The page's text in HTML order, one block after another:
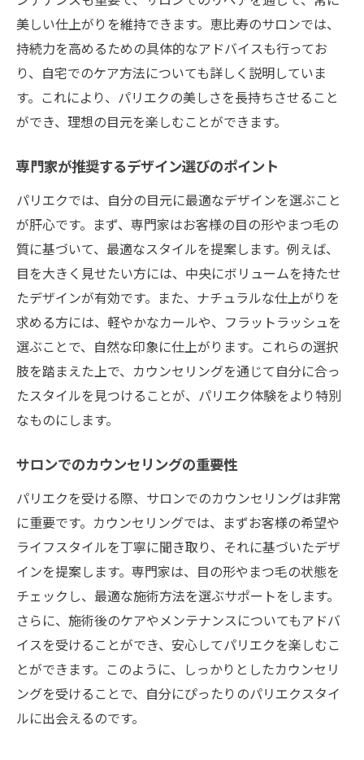
専門家によるテクニックの紹介
パリエクが与える第一印象の変化
美しい目元を保つためのアドバイス
サービスの一貫性を保つための取り組み
美しい仕上がりを維持できます。恵比寿のサロンでは、
持続力を高めるための具体的なアドバイスも行ってお
り、自宅でのケア方法についても詳しく説明していま
す。これにより、パリエクの美しさを長持ちさせること
ができ、理想の目元を楽しむことができます。
専門家が推奨するデザイン選びのポイント
パリエクでは、自分の目元に最適なデザインを選ぶこと
が肝心です。まず、専門家はお客様の目の形やまつ毛の
質に基づいて、最適なスタイルを提案します。例えば、
目を大きく見せたい方には、中央にボリュームを持たせ
たデザインが有効です。また、ナチュラルな仕上がりを
求める方には、軽やかなカールや、フラットラッシュを
選ぶことで、自然な印象に仕上がります。これらの選択
肢を踏まえた上で、カウンセリングを通じて自分に合っ
たスタイルを見つけることが、パリエク体験をより特別
なものにします。
サロンでのカウンセリングの重要性
パリエクを受ける際、サロンでのカウンセリングは非常
に重要です。カウンセリングでは、まずお客様の希望や
ライフスタイルを丁寧に聞き取り、それに基づいたデザ
インを提案します。専門家は、目の形やまつ毛の状態を
チェックし、最適な施術方法を選ぶサポートをします。
さらに、施術後のケアやメンテナンスについてもアドバ
イスを受けることができ、安心してパリエクを楽しむこ
とができます。このように、しっかりとしたカウンセリ
ングを受けることで、自分にぴったりのパリエクスタイ
ルに出会えるのです。